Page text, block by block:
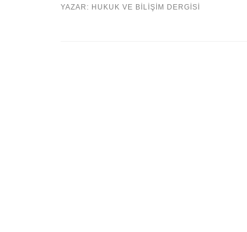
YAZAR: HUKUK VE BILIŞIM DERGISI